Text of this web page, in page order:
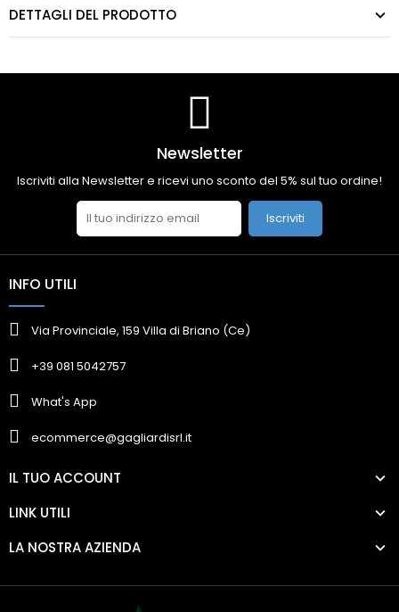
DETTAGLI DEL PRODOTTO
Newsletter
Iscriviti alla Newsletter e ricevi uno sconto del 5% sul tuo ordine!
Iscriviti
INFO UTILI
Via Provinciale, 159 Villa di Briano (Ce)
+39 081 5042757
What's App
ecommerce@gagliardisrl.it
IL TUO ACCOUNT
LINK UTILI
LA NOSTRA AZIENDA